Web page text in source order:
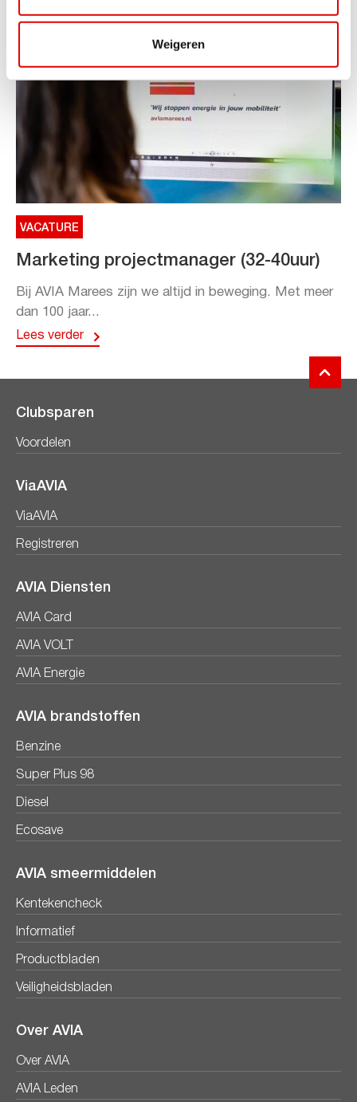
Weigeren
VACATURE
Marketing projectmanager (32-40uur)
Bij AVIA Marees zijn we altijd in beweging. Met meer
dan 100 jaar...
Lees verder
Clubsparen
Voordelen
ViaAVIA
ViaAVIA
Registreren
AVIA Diensten
AVIA Card
AVIA VOLT
AVIA Energie
AVIA brandstoffen
Benzine
Super Plus 98
Diesel
Ecosave
AVIA smeermiddelen
Kentekencheck
Informatief
Productbladen
Veiligheidsbladen
Over AVIA
Over AVIA
AVIA Leden